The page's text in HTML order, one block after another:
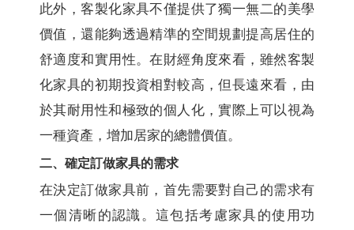
此外，客製化家具不僅提供了獨一無二的美學
價值，還能夠透過精準的空間規劃提高居住的
舒適度和實用性。在財經角度來看，雖然客製
化家具的初期投資相對較高，但長遠來看，由
於其耐用性和極致的個人化，實際上可以視為
一種資產，增加居家的總體價值。
二、確定訂做家具的需求
在決定訂做家具前，首先需要對自己的需求有
一個清晰的認識。這包括考慮家具的使用功